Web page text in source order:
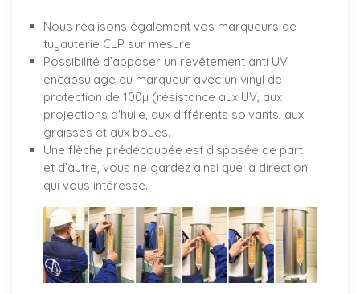
Nous réalisons également vos marqueurs de
tuyauterie CLP sur mesure
Possibilité d’apposer un revêtement anti UV :
encapsulage du marqueur avec un vinyl de
protection de 100µ (résistance aux UV, aux
projections d'huile, aux différents solvants, aux
graisses et aux boues.
Une flèche prédécoupée est disposée de part
et d’autre, vous ne gardez ainsi que la direction
qui vous intéresse.